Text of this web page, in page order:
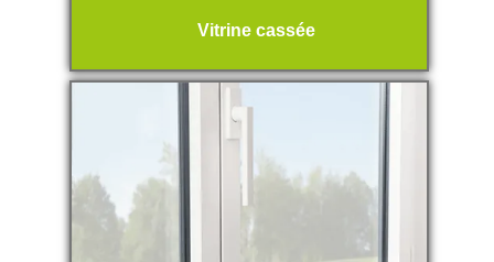
Vitrine cassée